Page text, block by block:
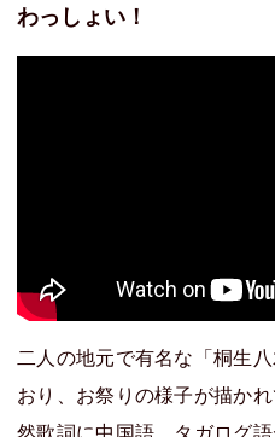
わっしょい！
二人の地元で有名な「桐生
おり、お祭りの様子が描か